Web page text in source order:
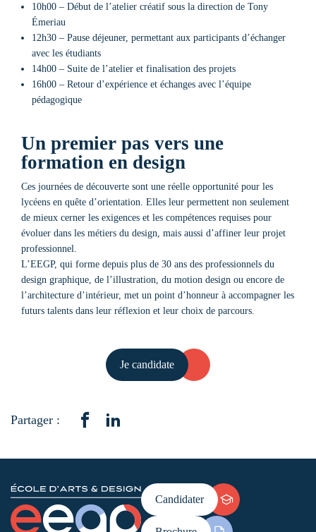
10h00 – Début de l’atelier créatif sous la direction de Tony
Émeriau
12h30 – Pause déjeuner, permettant aux participants d’échanger
avec les étudiants
14h00 – Suite de l’atelier et finalisation des projets
16h00 – Retour d’expérience et échanges avec l’équipe
pédagogique
Un premier pas vers une
formation en design
Ces journées de découverte sont une réelle opportunité pour les
lycéens en quête d’orientation. Elles leur permettent non seulement
de mieux cerner les exigences et les compétences requises pour
évoluer dans les métiers du design, mais aussi d’affiner leur projet
professionnel.
L’EEGP, qui forme depuis plus de 30 ans des professionnels du
design graphique, de l’illustration, du motion design ou encore de
l’architecture d’intérieur, met un point d’honneur à accompagner les
futurs talents dans leur réflexion et leur choix de parcours.
Je candidate
Partager :
Candidater